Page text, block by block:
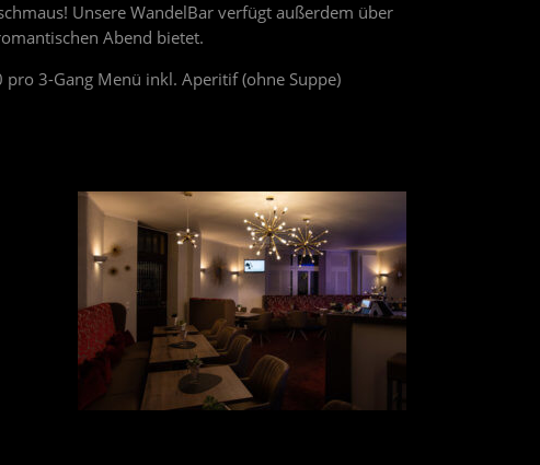
Unsere WandelBar verfügt außerdem über
Abend bietet.
3-Gang Menü inkl. Aperitif (ohne Suppe)